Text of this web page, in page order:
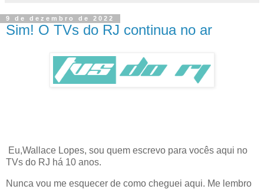
9 de dezembro de 2022
Sim! O TVs do RJ continua no ar
Eu,Wallace Lopes, sou quem escrevo para vocês aqui no
TVs do RJ há 10 anos.
Nunca vou me esquecer de como cheguei aqui. Me lembro